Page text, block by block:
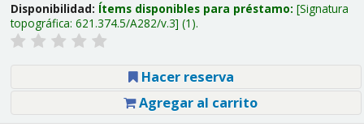
Disponibilidad: Ítems disponibles para préstamo: Signatura
topográfica: 621.374.5/A282/v.3 (1).
Hacer reserva
Agregar al carrito